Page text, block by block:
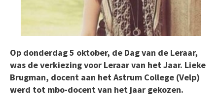
Op donderdag 5 oktober, de Dag van de Leraar,
was de verkiezing voor Leraar van het Jaar. Lieke
Brugman, docent aan het Astrum College (Velp)
werd tot mbo-docent van het jaar gekozen.